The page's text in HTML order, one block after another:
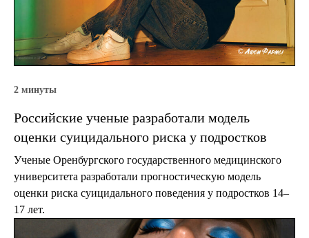
2 минуты
Российские ученые разработали модель
оценки суицидального риска у подростков
Ученые Оренбургского государственного медицинского
университета разработали прогностическую модель
оценки риска суицидального поведения у подростков 14–
17 лет.